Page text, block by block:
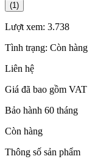
(1)
Lượt xem: 3.738
Tình trạng: Còn hàng
Liên hệ
Giá đã bao gồm VAT
Bảo hành 60 tháng
Còn hàng
Thông số sản phẩm